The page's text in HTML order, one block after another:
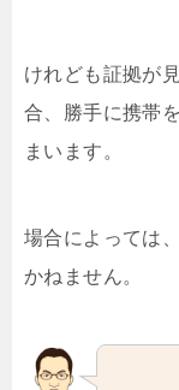
けれども証拠が
合、勝手に携帯
まいます。
場合によっては
かねません。